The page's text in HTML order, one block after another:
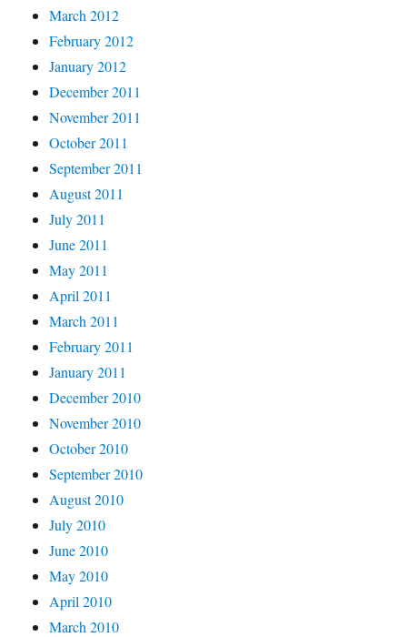
March 2012
February 2012
January 2012
December 2011
November 2011
October 2011
September 2011
August 2011
July 2011
June 2011
May 2011
April 2011
March 2011
February 2011
January 2011
December 2010
November 2010
October 2010
September 2010
August 2010
July 2010
June 2010
May 2010
April 2010
March 2010